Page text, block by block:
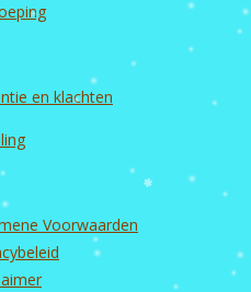
en klachten
Voorwaarden